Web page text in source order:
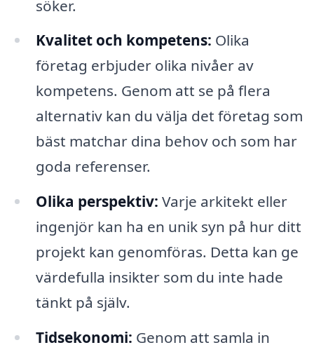
söker.
Kvalitet och kompetens: Olika
företag erbjuder olika nivåer av
kompetens. Genom att se på flera
alternativ kan du välja det företag som
bäst matchar dina behov och som har
goda referenser.
Olika perspektiv: Varje arkitekt eller
ingenjör kan ha en unik syn på hur ditt
projekt kan genomföras. Detta kan ge
värdefulla insikter som du inte hade
tänkt på själv.
Tidsekonomi: Genom att samla in